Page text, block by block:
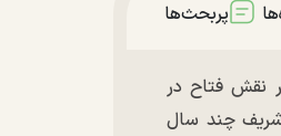
پربحث‌ها
نقش فتاح در
چند سال